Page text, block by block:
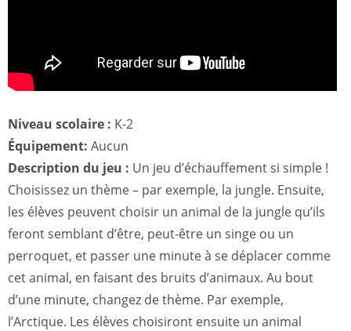
Niveau scolaire : K-2
Équipement: Aucun
Description du jeu : Un jeu d’échauffement si simple !
Choisissez un thème – par exemple, la jungle. Ensuite,
les élèves peuvent choisir un animal de la jungle qu’ils
feront semblant d’être, peut-être un singe ou un
perroquet, et passer une minute à se déplacer comme
cet animal, en faisant des bruits d’animaux. Au bout
d’une minute, changez de thème. Par exemple,
l’Arctique. Les élèves choisiront ensuite un animal